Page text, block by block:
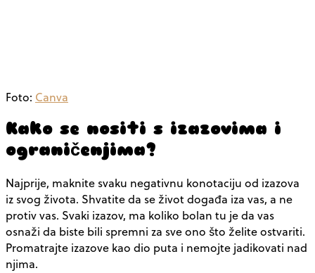
Foto: Canva
Kako se nositi s izazovima i
ograničenjima?
Najprije, maknite svaku negativnu konotaciju od izazova
iz svog života. Shvatite da se život događa iza vas, a ne
protiv vas. Svaki izazov, ma koliko bolan tu je da vas
osnaži da biste bili spremni za sve ono što želite ostvariti.
Promatrajte izazove kao dio puta i nemojte jadikovati nad
njima.